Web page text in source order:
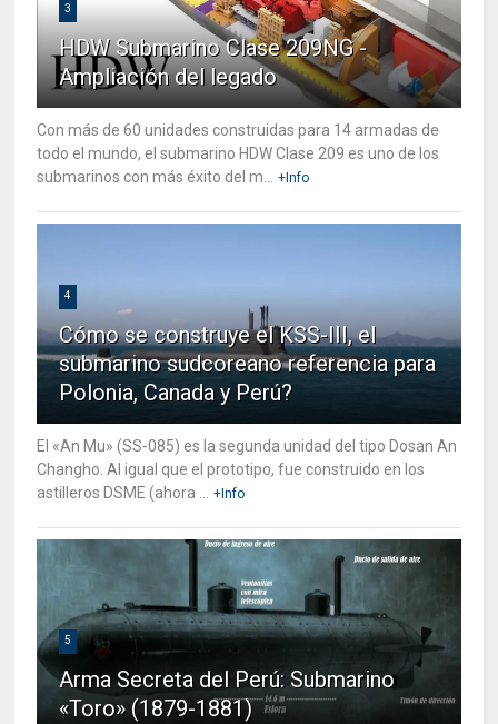
3
HDW Submarino Clase 209NG -
Ampliación del legado
Con más de 60 unidades construidas para 14 armadas de
todo el mundo, el submarino HDW Clase 209 es uno de los
submarinos con más éxito del m...
+Info
4
Cómo se construye el KSS-III, el
submarino sudcoreano referencia para
Polonia, Canada y Perú?
El «An Mu» (SS-085) es la segunda unidad del tipo Dosan An
Changho. Al igual que el prototipo, fue construido en los
astilleros DSME (ahora ...
+Info
5
Arma Secreta del Perú: Submarino
«Toro» (1879-1881)